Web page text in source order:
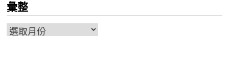
彙整
彙